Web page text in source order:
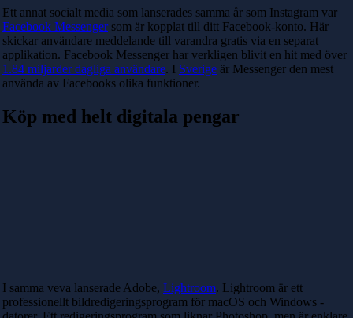
Ett annat socialt media som lanserades samma år som Instagram var
Facebook Messengersom är kopplat till ditt Facebook-konto. Här
skickar användare meddelande till varandra gratis via en separat
applikation. Facebook Messenger har verkligen blivit en hit med över
1.84 miljarder dagliga användare. I Sverige är Messenger den mest
använda av Facebooks olika funktioner.
Köp med helt digitala pengar
I samma veva lanserade Adobe, Lightroom. Lightroom är ett
professionellt bildredigeringsprogram för macOS och Windows -